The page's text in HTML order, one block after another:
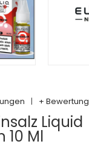
| + Bewertung
Liquid
10 Ml